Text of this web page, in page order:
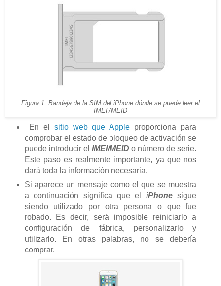
Figura 1: Bandeja de la SIM del iPhone dónde se puede leer el
IMEI7MEID
En el sitio web que Apple proporciona para
comprobar el estado de bloqueo de activación se
puede introducir el IMEI/MEID o número de serie.
Este paso es realmente importante, ya que nos
dará toda la información necesaria.
Si aparece un mensaje como el que se muestra
a continuación significa que el iPhone sigue
siendo utilizado por otra persona o que fue
robado. Es decir, será imposible reiniciarlo a
configuración de fábrica, personalizarlo y
utilizarlo. En otras palabras, no se debería
comprar.